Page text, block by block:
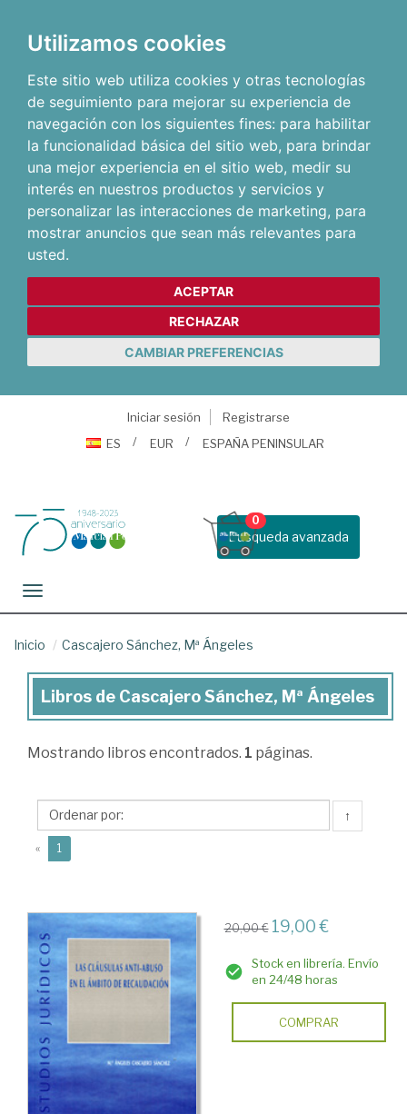
Utilizamos cookies
Este sitio web utiliza cookies y otras tecnologías
de seguimiento para mejorar su experiencia de
navegación con los siguientes fines: para habilitar
la funcionalidad básica del sitio web, para brindar
una mejor experiencia en el sitio web, medir su
interés en nuestros productos y servicios y
personalizar las interacciones de marketing, para
mostrar anuncios que sean más relevantes para
usted.
ACEPTAR
RECHAZAR
CAMBIAR PREFERENCIAS
Iniciar sesión
Registrarse
ES
EUR ESPAÑA PENINSULAR
Busqueda avanzada
0
Toggle navigation
Inicio Cascajero Sánchez, Mª Ángeles
Libros
Cascajero
Mª
Ángeles
Libros de Cascajero Sánchez, Mª Ángeles
Mostrando libros encontrados. 1 páginas.
↑
« 1
20,00 € 19,00 €
Stock en librería. Envío
en 24/48 horas
COMPRAR